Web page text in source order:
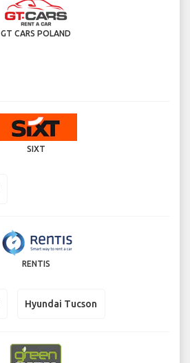
GT CARS POLAND
SIXT
RENTIS
Hyundai Tucson